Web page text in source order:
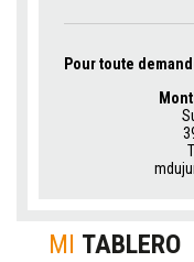
Pour toute
MI TABLERO